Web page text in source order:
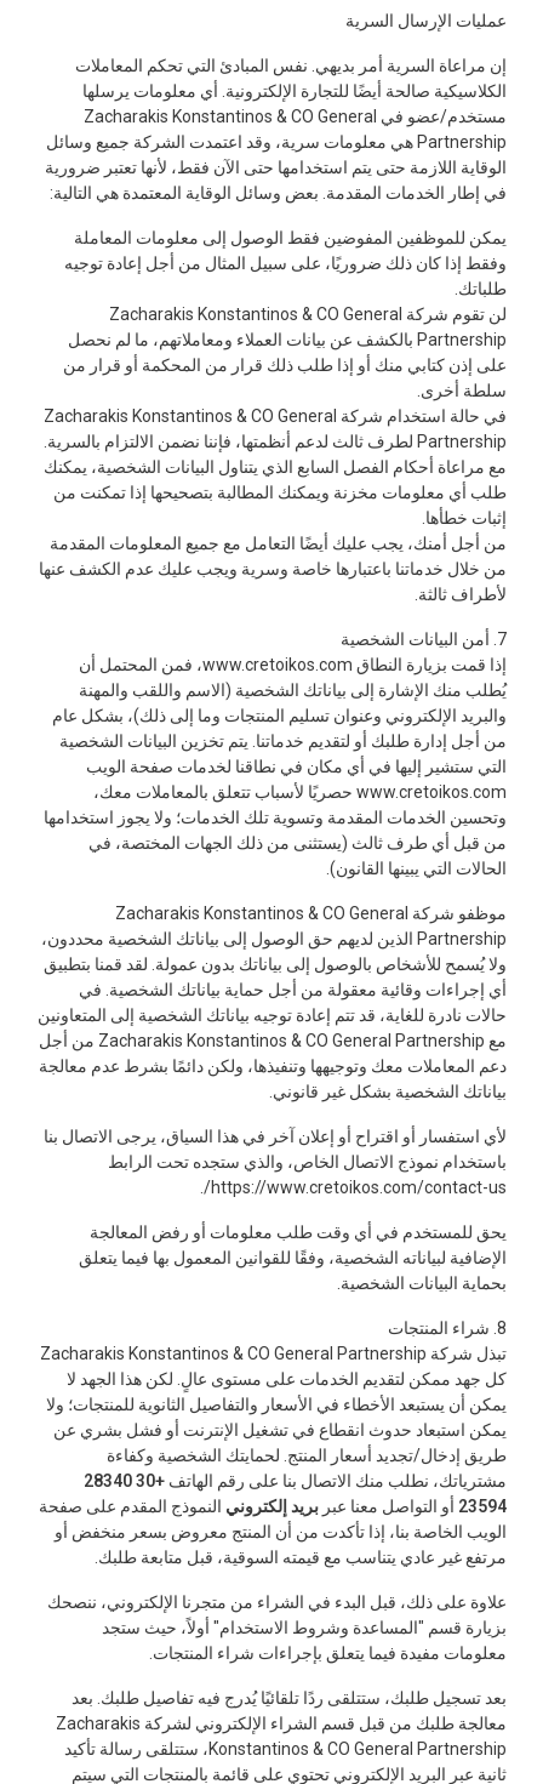
عمليات الإرسال السرية
إن مراعاة السرية أمر بديهي. نفس المبادئ التي تحكم المعاملات
الكلاسيكية صالحة أيضًا للتجارة الإلكترونية. أي معلومات يرسلها
مستخدم/عضو في Zacharakis Konstantinos & CO General
Partnership هي معلومات سرية، وقد اعتمدت الشركة جميع وسائل
الوقاية اللازمة حتى يتم استخدامها حتى الآن فقط، لأنها تعتبر ضرورية
في إطار الخدمات المقدمة. بعض وسائل الوقاية المعتمدة هي التالية:
يمكن للموظفين المفوضين فقط الوصول إلى معلومات المعاملة
وفقط إذا كان ذلك ضروريًا، على سبيل المثال من أجل إعادة توجيه
طلباتك.
لن تقوم شركة Zacharakis Konstantinos & CO General
Partnership بالكشف عن بيانات العملاء ومعاملاتهم، ما لم نحصل
على إذن كتابي منك أو إذا طلب ذلك قرار من المحكمة أو قرار من
سلطة أخرى.
في حالة استخدام شركة Zacharakis Konstantinos & CO General
Partnership لطرف ثالث لدعم أنظمتها، فإننا نضمن الالتزام بالسرية.
مع مراعاة أحكام الفصل السابع الذي يتناول البيانات الشخصية، يمكنك
طلب أي معلومات مخزنة ويمكنك المطالبة بتصحيحها إذا تمكنت من
إثبات خطأها.
من أجل أمنك، يجب عليك أيضًا التعامل مع جميع المعلومات المقدمة
من خلال خدماتنا باعتبارها خاصة وسرية ويجب عليك عدم الكشف عنها
لأطراف ثالثة.
7. أمن البيانات الشخصية
إذا قمت بزيارة النطاق www.cretoikos.com، فمن المحتمل أن
يُطلب منك الإشارة إلى بياناتك الشخصية (الاسم واللقب والمهنة
والبريد الإلكتروني وعنوان تسليم المنتجات وما إلى ذلك)، بشكل عام
من أجل إدارة طلبك أو لتقديم خدماتنا. يتم تخزين البيانات الشخصية
التي ستشير إليها في أي مكان في نطاقنا لخدمات صفحة الويب
www.cretoikos.com حصريًا لأسباب تتعلق بالمعاملات معك،
وتحسين الخدمات المقدمة وتسوية تلك الخدمات؛ ولا يجوز استخدامها
من قبل أي طرف ثالث (يستثنى من ذلك الجهات المختصة، في
الحالات التي يبينها القانون).
موظفو شركة Zacharakis Konstantinos & CO General
Partnership الذين لديهم حق الوصول إلى بياناتك الشخصية محددون،
ولا يُسمح للأشخاص بالوصول إلى بياناتك بدون عمولة. لقد قمنا بتطبيق
أي إجراءات وقائية معقولة من أجل حماية بياناتك الشخصية. في
حالات نادرة للغاية، قد تتم إعادة توجيه بياناتك الشخصية إلى المتعاونين
مع Zacharakis Konstantinos & CO General Partnership من أجل
دعم المعاملات معك وتوجيهها وتنفيذها، ولكن دائمًا بشرط عدم معالجة
بياناتك الشخصية بشكل غير قانوني.
لأي استفسار أو اقتراح أو إعلان آخر في هذا السياق، يرجى الاتصال بنا
باستخدام نموذج الاتصال الخاص، والذي ستجده تحت الرابط
https://www.cretoikos.com/contact-us/.
يحق للمستخدم في أي وقت طلب معلومات أو رفض المعالجة
الإضافية لبياناته الشخصية، وفقًا للقوانين المعمول بها فيما يتعلق
بحماية البيانات الشخصية.
8. شراء المنتجات
تبذل شركة Zacharakis Konstantinos & CO General Partnership
كل جهد ممكن لتقديم الخدمات على مستوى عالٍ. لكن هذا الجهد لا
يمكن أن يستبعد الأخطاء في الأسعار والتفاصيل الثانوية للمنتجات؛ ولا
يمكن استبعاد حدوث انقطاع في تشغيل الإنترنت أو فشل بشري عن
طريق إدخال/تجديد أسعار المنتج. لحمايتك الشخصية وكفاءة
مشترياتك، نطلب منك الاتصال بنا على رقم الهاتف
+30 28340
23594 أو التواصل معنا عبر بريد إلكتروني النموذج المقدم على صفحة
الويب الخاصة بنا، إذا تأكدت من أن المنتج معروض بسعر منخفض أو
مرتفع غير عادي يتناسب مع قيمته السوقية، قبل متابعة طلبك.
علاوة على ذلك، قبل البدء في الشراء من متجرنا الإلكتروني، ننصحك
بزيارة قسم "المساعدة وشروط الاستخدام" أولاً، حيث ستجد
معلومات مفيدة فيما يتعلق بإجراءات شراء المنتجات.
بعد تسجيل طلبك، ستتلقى ردًا تلقائيًا يُدرج فيه تفاصيل طلبك. بعد
معالجة طلبك من قبل قسم الشراء الإلكتروني لشركة Zacharakis
Konstantinos & CO General Partnership، ستتلقى رسالة تأكيد
ثانية عبر البريد الإلكتروني تحتوي على قائمة بالمنتجات التي سيتم